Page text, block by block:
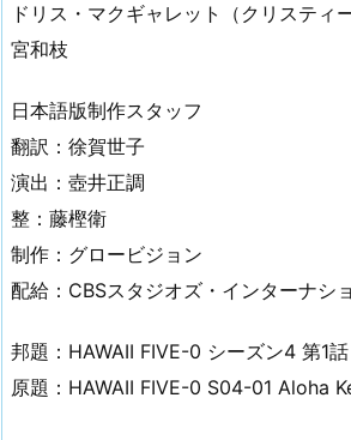
ドリス・マクギャレット（クリスティ
宮和枝
日本語版制作スタッフ
翻訳：徐賀世子
演出：壺井正調
整：藤樫衛
制作：グロービジョン
配給：CBSスタジオズ・インターナシ
邦題：HAWAII FIVE-0 シーズン4 第1話
原題：HAWAII FIVE-0 S04-01 Aloha